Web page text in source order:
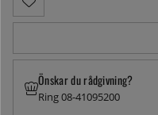
Önskar du rådgivning?
Ring 08-41095200